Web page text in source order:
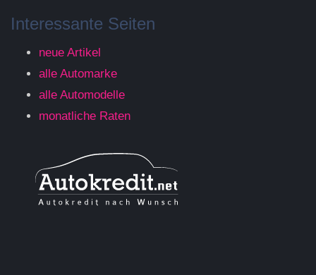
Interessante Seiten
neue Artikel
alle Automarke
alle Automodelle
monatliche Raten